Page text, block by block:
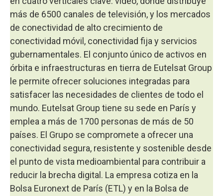
más de 6500 canales de televisión, y los mercados
de conectividad de alto crecimiento de
conectividad móvil, conectividad fija y servicios
gubernamentales. El conjunto único de activos en
órbita e infraestructuras en tierra de Eutelsat Group
le permite ofrecer soluciones integradas para
satisfacer las necesidades de clientes de todo el
mundo. Eutelsat Group tiene su sede en París y
emplea a más de 1700 personas de más de 50
países. El Grupo se compromete a ofrecer una
conectividad segura, resistente y sostenible desde
el punto de vista medioambiental para contribuir a
reducir la brecha digital. La empresa cotiza en la
Bolsa Euronext de París (ETL) y en la Bolsa de